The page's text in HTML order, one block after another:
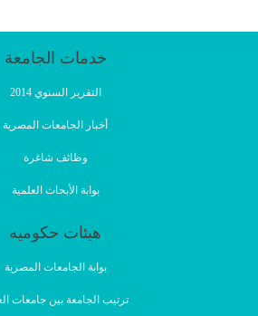
خدمات الجامعة
التقرير السنوي 2014
أخبار الجامعات المصرية
وظائف شاغرة
بوابة الأبحاث العلمية
هيئات حكوميه
بوابة الجامعات المصرية
ترتيب الجامعة بين جامعات